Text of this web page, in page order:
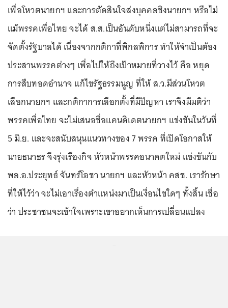
เพื่อโหวตนายกฯ และการตัดสินใจส่งบุคคลชิงนายกฯ หรือไม่
แม้พรรคเพื่อไทย จะได้ ส.ส.เป็นอันดับหนึ่งแต่ไม่สามารถที่จะ
จัดตั้งรัฐบาลได้ เนื่องจากกติกาที่พิกลพิการ ทำให้จำเป็นต้อง
ประสานพรรคต่างๆ เพื่อไปให้ถึงเป้าหมายที่วางไว้ คือ หยุด
การสืบทอดอำนาจ แก้ไขรัฐธรรมนูญ ที่ให้ ส.ว.มีส่วนโหวต
เลือกนายกฯ และกติกาการเลือกตั้งที่มีปัญหา เราจึงมีมติว่า
พรรคเพื่อไทย จะไม่เสนอชื่อแคนดิเดตนายกฯ แข่งขันในวันที่
5 มิ.ย. และจะสนับสนุนแนวทางของ 7 พรรค ที่เปิดโอกาสให้
นายธนาธร จึงรุ่งเรืองกิจ หัวหน้าพรรคอนาคตใหม่ แข่งขันกับ
พล.อ.ประยุทธ์ จันทร์โอชา นายกฯ และหัวหน้า คสช. เรารักษา
ที่ให้ไว้ว่า จะไม่เอาเรื่องตำแหน่งมาเป็นเงื่อนไขใดๆ ทั้งสิ้น เชื่อ
ว่า ประชาชนจะเข้าใจเพราะเขาอยากเห็นการเปลี่ยนแปลง